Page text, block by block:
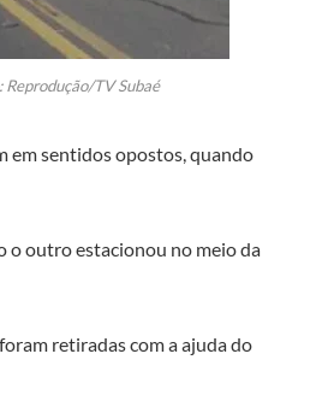
TV Subaé
em sentidos opostos, quando
o outro estacionou no meio da
retiradas com a ajuda do